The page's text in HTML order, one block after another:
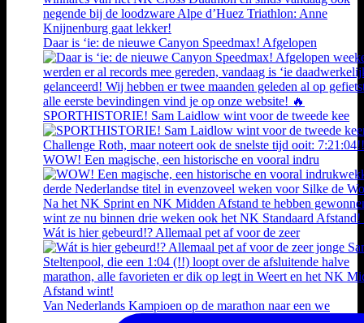
Daar is ‘ie: de nieuwe Canyon Speedmax! Afgelopen
SPORTHISTORIE! Sam Laidlow wint voor de tweede kee
WOW! Een magische, een historische en vooral indru
Wát is hier gebeurd!? Allemaal pet af voor de zeer
Van Nederlands Kampioen op de marathon naar een we